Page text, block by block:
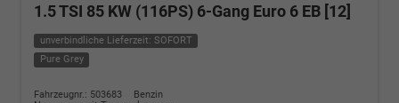
1.5 TSI 85 KW (116PS) 6-Gang Euro 6 EB [12]
unverbindliche Lieferzeit: SOFORT
Pure Grey
Fahrzeugnr.: 503683
Benzin